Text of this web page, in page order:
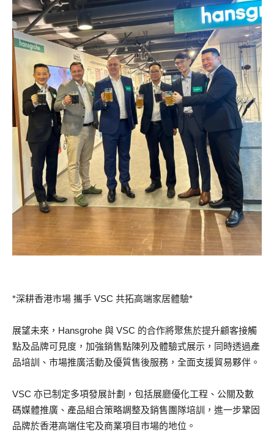
*深耕香港市場 攜手 VSC 共拓高端家居體驗*
展望未來，Hansgrohe 與 VSC 的合作將聚焦於提升顧客接觸
點及品牌可見度，加強銷售點陳列及體驗式展示，同時透過產
品培訓、市場推廣活動及優質售後服務，全面支援貿易夥伴。
VSC 亦已制定多項發展計劃，包括展廳優化工程、公關及數
碼媒體推廣、產品組合策略調整及銷售團隊培訓，進一步鞏固
品牌於香港高端住宅及商業項目市場的地位。